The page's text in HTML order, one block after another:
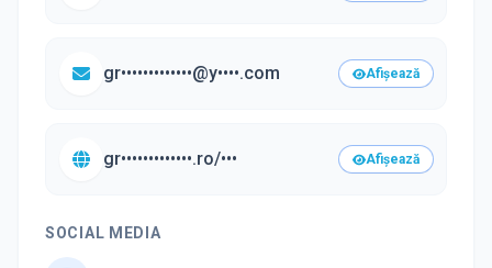
gr•••••••••••••@y••••.com Afișează
gr•••••••••••••.ro/••• Afișează
SOCIAL MEDIA